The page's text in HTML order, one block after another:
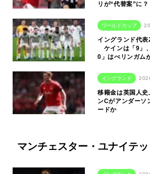
リが“代替案”に？
ワールドカップ
イングランド代表
ケインは「9」
0」はべリンガム
イングランド
移籍金は英国人
ンCがアンダーソ
ードか
マンチェスター・ユナイテ